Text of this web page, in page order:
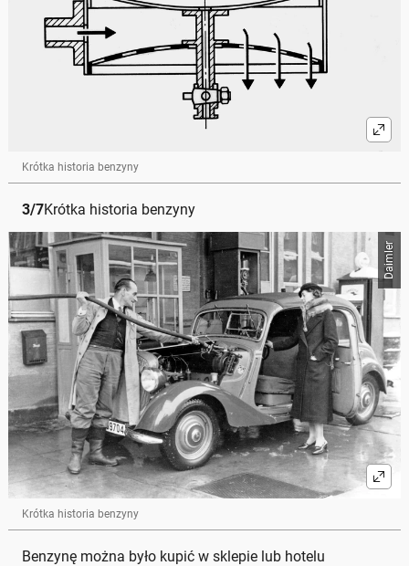
Krótka historia benzyny
3/7Krótka historia benzyny
Daimler
Krótka historia benzyny
Benzynę można było kupić w sklepie lub hotelu